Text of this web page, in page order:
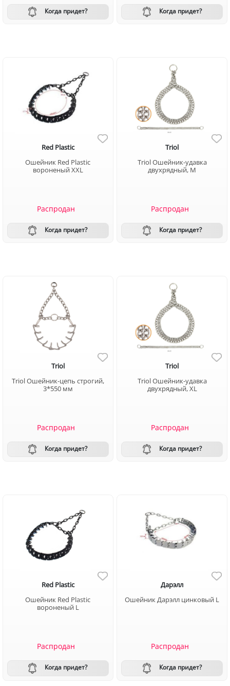
Когда придет? Когда придет?
Red Plastic
Ошейник Red Plastic
вороненый XXL
Распродан
Когда придет?
Triol
Triol Ошейник-удавка
двухрядный, M
Распродан
Когда придет?
Triol
Triol Ошейник-цепь строгий,
3*550 мм
Распродан
Когда придет?
Triol
Triol Ошейник-удавка
двухрядный, XL
Распродан
Когда придет?
Red Plastic
Ошейник Red Plastic
вороненый L
Распродан
Когда придет?
Дарэлл
Ошейник Дарэлл цинковый L
Распродан
Когда придет?